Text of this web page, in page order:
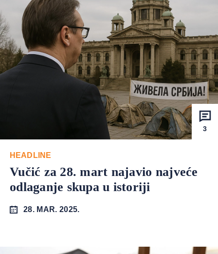
3
HEADLINE
Vučić za 28. mart najavio najveće
odlaganje skupa u istoriji
28. MAR. 2025.